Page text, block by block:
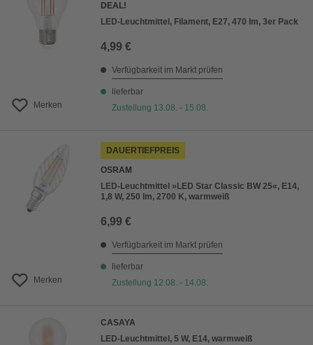
Merken
DEAL!
LED-Leuchtmittel, Filament, E27, 470 lm, 3er Pack
4,99 €
Verfügbarkeit im Markt prüfen
lieferbar
Zustellung 13.08. - 15.08.
Merken
DAUERTIEFPREIS
OSRAM
LED-Leuchtmittel »LED Star Classic BW 25«, E14,
1,8 W, 250 lm, 2700 K, warmweiß
6,99 €
Verfügbarkeit im Markt prüfen
lieferbar
Zustellung 12.08. - 14.08.
CASAYA
LED-Leuchtmittel, 5 W, E14, warmweiß